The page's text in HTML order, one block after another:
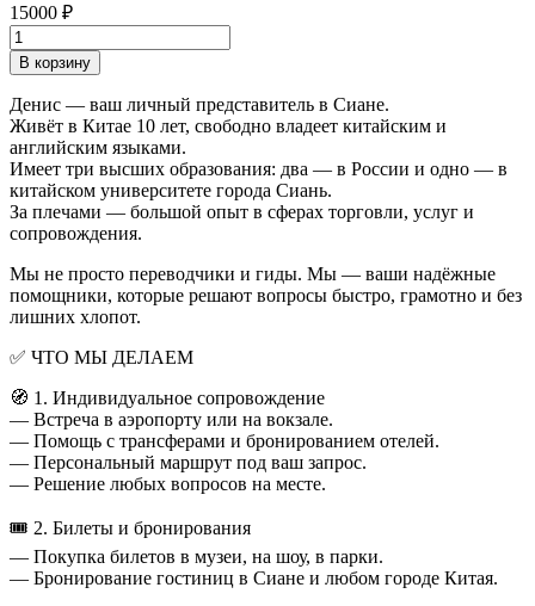
15000 ₽
Количество
товара
Свой
человек
в
Китае.
Индивидуальное
сопровождение
в
г.
Сиань
В корзину
Денис — ваш личный представитель в Сиане.
Живёт в Китае 10 лет, свободно владеет китайским и
английским языками.
Имеет три высших образования: два — в России и одно — в
китайском университете города Сиань.
За плечами — большой опыт в сферах торговли, услуг и
сопровождения.
Мы не просто переводчики и гиды. Мы — ваши надёжные
помощники, которые решают вопросы быстро, грамотно и без
лишних хлопот.
✅ ЧТО МЫ ДЕЛАЕМ
🧭 1. Индивидуальное сопровождение
— Встреча в аэропорту или на вокзале.
— Помощь с трансферами и бронированием отелей.
— Персональный маршрут под ваш запрос.
— Решение любых вопросов на месте.
🎟 2. Билеты и бронирования
— Покупка билетов в музеи, на шоу, в парки.
— Бронирование гостиниц в Сиане и любом городе Китая.